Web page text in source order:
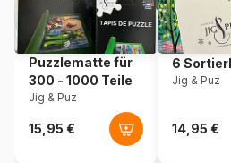
Teileanzahl 500
Maße 69 x
Puzzlematte für
300 - 1000 Teile
Jig & Puz
6
Jig & Puz